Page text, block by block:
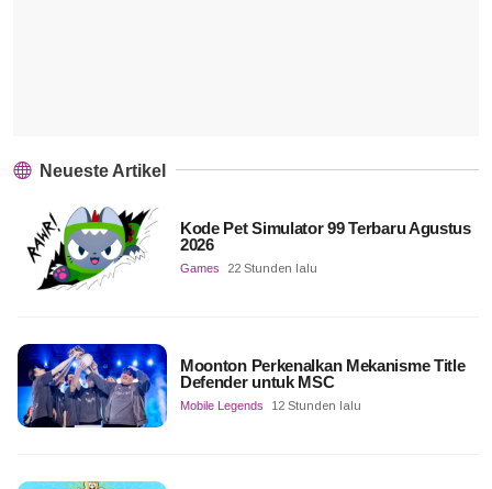
Neueste Artikel
Kode Pet Simulator 99 Terbaru Agustus
2026
Games 22 Stunden lalu
Moonton Perkenalkan Mekanisme Title
Defender untuk MSC
Mobile Legends 12 Stunden lalu